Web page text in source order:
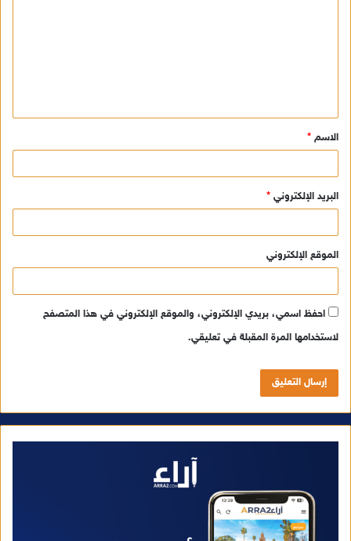
ق
*
الاسم *
البريد الإلكتروني *
الموقع الإلكتروني
احفظ اسمي، بريدي الإلكتروني، والموقع الإلكتروني في هذا المتصفح
لاستخدامها المرة المقبلة في تعليقي.